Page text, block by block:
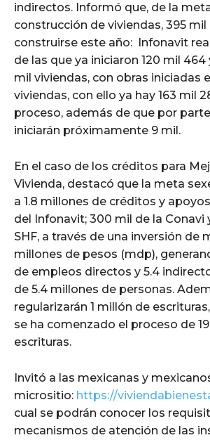
indirectos. Informó que, de la
construcción de viviendas, 395
construirse este año: Infonavit
de las que ya iniciaron 120 mil 464
mil viviendas, con obras iniciadas
viviendas, con ello ya hay 163 mil
proceso, además de que por parte
iniciarán próximamente 9 mil.
En el caso de los créditos para
Vivienda, destacó que la meta
a 1.8 millones de créditos y
del Infonavit; 300 mil de la Conavi
SHF, a través de una inversión de
millones de pesos (mdp),
de empleos directos y 5.4
de 5.4 millones de personas.
regularizarán 1 millón de
se ha comenzado el proceso de
escrituras.
Invitó a las mexicanas y
micrositio: https://
cual se podrán conocer los
mecanismos de atención de las